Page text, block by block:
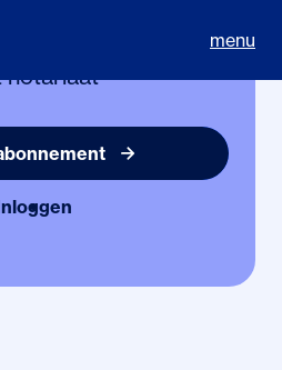
menu
voor
notariaat